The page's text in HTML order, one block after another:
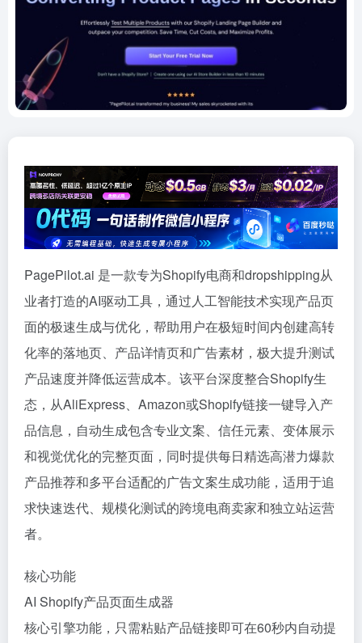
PagePilot.ai 是一款专为Shopify电商和dropshipping从
业者打造的AI驱动工具，通过人工智能技术实现产品页
面的极速生成与优化，帮助用户在极短时间内创建高转
化率的落地页、产品详情页和广告素材，极大提升测试
产品速度并降低运营成本。该平台深度整合Shopify生
态，从AliExpress、Amazon或Shopify链接一键导入产
品信息，自动生成包含专业文案、信任元素、变体展示
和视觉优化的完整页面，同时提供每日精选高潜力爆款
产品推荐和多平台适配的广告文案生成功能，适用于追
求快速迭代、规模化测试的跨境电商卖家和独立站运营
者。
核心功能
AI Shopify产品页面生成器
核心引擎功能，只需粘贴产品链接即可在60秒内自动提